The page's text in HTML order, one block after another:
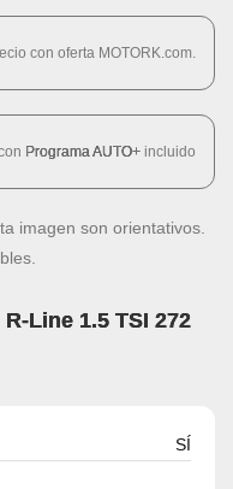
con oferta MOTORK.com.
Programa AUTO+ incluido
imagen son orientativos.
Line 1.5 TSI 272
SÍ